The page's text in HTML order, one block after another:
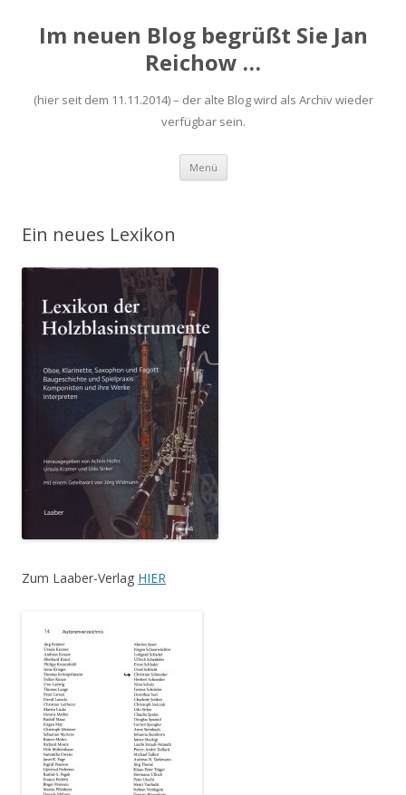
Im neuen Blog begrüßt Sie Jan
Reichow …
(hier seit dem 11.11.2014) – der alte Blog wird als Archiv wieder
verfügbar sein.
Menü Zum
springen
Ein neues Lexikon
Zum Laaber-Verlag HIER